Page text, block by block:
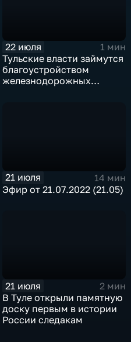
22 июля
1 мин
Тульские власти займутся
благоустройством
железнодорожных
21 июля
14 мин
Эфир от 21.07.2022 (21.05)
21 июля
2 мин
В Туле открыли памятную
доску первым в истории
России следакам